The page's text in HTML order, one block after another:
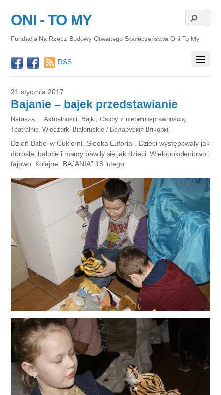
ONI - TO MY
Fundacja Na Rzecz Budowy Otwartego Społeczeństwa Oni To My
RSS
21 stycznia 2017
Bajanie – bajek przedstawianie
Natasza Aktualności Bajki Osoby z niepełnosprawnością
Teatralnie ,Wieczorki Białoruskie / Беларускія Вячоркі
Dzień Babci w Cukierni „Słodka Euforia”. Dzieci występowały jak
dorosłe, babcie i mamy bawiły się jak dzieci. Wielopokoleniowo i
fajowo. Kolejne „BAJANIA” 18 lutego